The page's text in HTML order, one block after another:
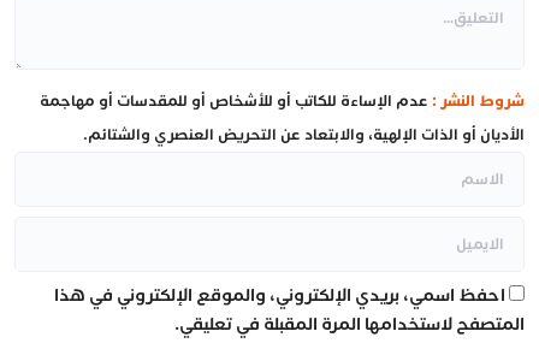
شروط النشر : عدم الإساءة للكاتب أو للأشخاص أو للمقدسات أو مهاجمة
الأديان أو الذات الإلهية، والابتعاد عن التحريض العنصري والشتائم.
احفظ اسمي، بريدي الإلكتروني، والموقع الإلكتروني في هذا
المتصفح لاستخدامها المرة المقبلة في تعليقي.